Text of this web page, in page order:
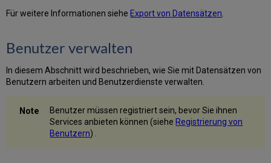
Für weitere Informationen siehe Export von Datensätzen
Benutzer verwalten
In diesem Abschnitt wird beschrieben, wie Sie mit Datensätzen von
Benutzern arbeiten und Benutzerdienste verwalten.
Benutzer müssen registriert sein, bevor Sie ihnen
Services anbieten können (siehe Registrierung von
Benutzern) .